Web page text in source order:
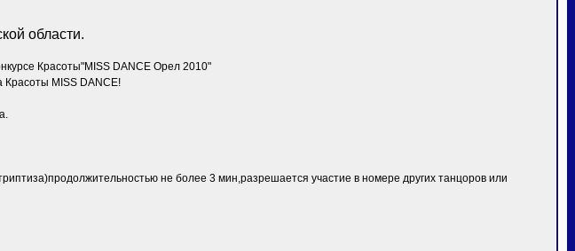
области.
Красоты"MISS DANCE Орел 2010"
Красоты MISS DANCE!
не более 3 мин,разрешается участие в номере других танцоров или